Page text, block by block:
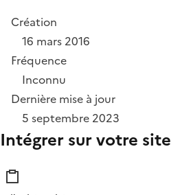
Création
16 mars 2016
Fréquence
Inconnu
Dernière mise à jour
5 septembre 2023
Intégrer sur votre site